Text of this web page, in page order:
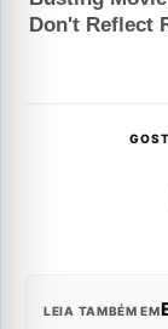
LEIA TAMBÉM EM